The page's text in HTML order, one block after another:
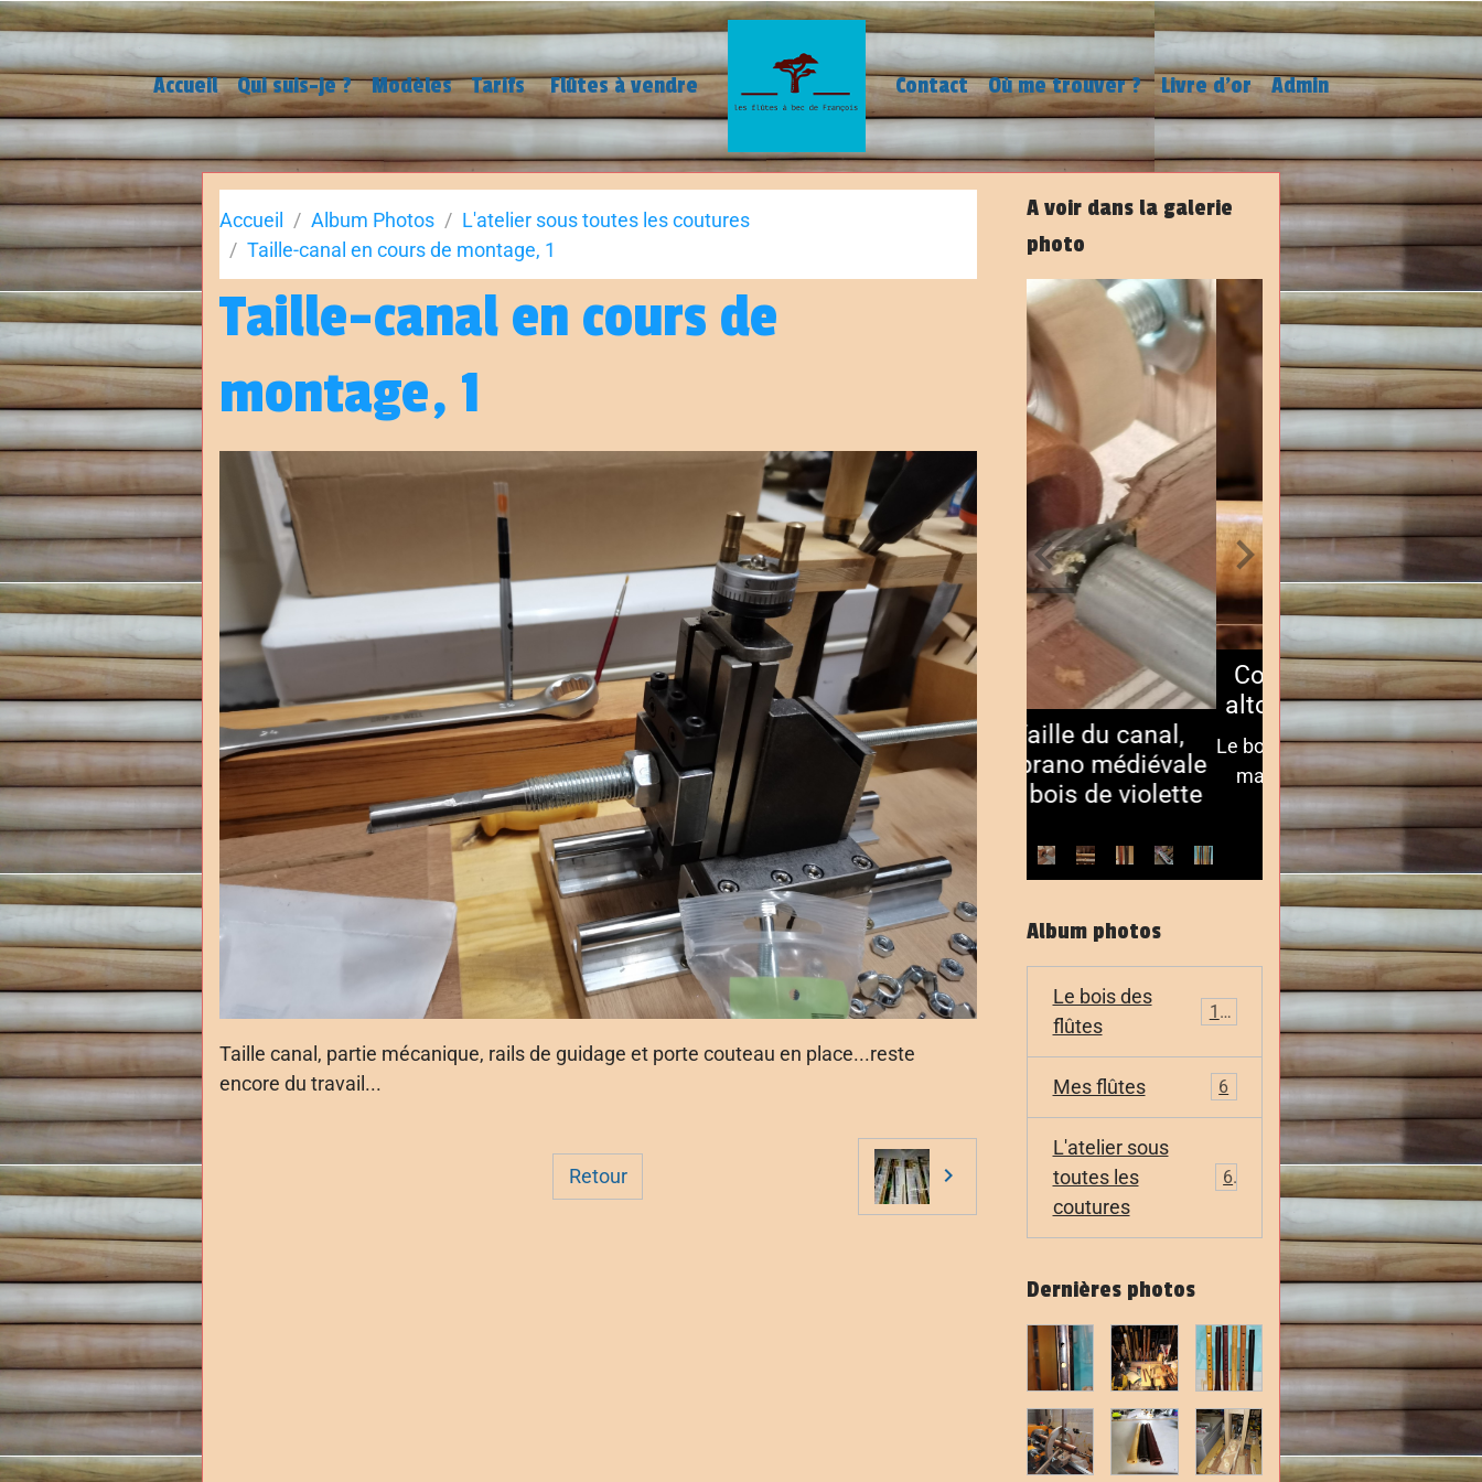
Accueil Qui suis-je ? Modèles Tarifs Flûtes à vendre Contact Où me trouver ? Livre d'or Admin
Accueil Album Photos
L'atelier sous toutes les coutures
Taille-canal en cours de montage, 1
Taille-canal en cours de
montage, 1
Taille canal, partie mécanique, rails de guidage et porte couteau en place...reste
encore du travail...
Retour
A voir dans la galerie
photo
Corps de Ganassi
alto, à peine tourné
Le bois ondé, c'est toujours
magnifique! Ici du buis
ondé...
Album photos
Le bois des
flûtes
11
Mes flûtes 6
L'atelier sous
toutes les
coutures
6
Dernières photos